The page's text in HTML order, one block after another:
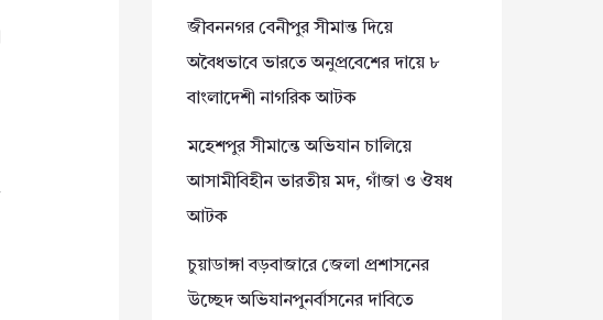
জীবননগর বেনীপুর সীমান্ত দিয়ে
অবৈধভাবে ভারতে অনুপ্রবেশের দায়ে ৮
বাংলাদেশী নাগরিক আটক
মহেশপুর সীমান্তে অভিযান চালিয়ে
আসামীবিহীন ভারতীয় মদ, গাঁজা ও ঔষধ
আটক
চুয়াডাঙ্গা বড়বাজারে জেলা প্রশাসনের
উচ্ছেদ অভিযানপুনর্বাসনের দাবিতে